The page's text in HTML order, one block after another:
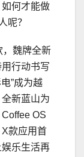
何才能做
呢？
，魏牌全新
行动书写
”成为越
新蓝山为
OS
款应用首
乐生活再